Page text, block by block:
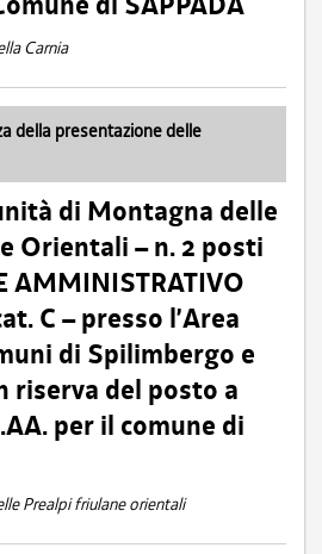
Carnia
della presentazione delle
di Montagna delle
Orientali – n. 2 posti
AMMINISTRATIVO
C – presso l’Area
di Spilimbergo e
riserva del posto a
per il comune di
Prealpi friulane orientali